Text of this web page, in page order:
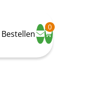
Bestellen
0